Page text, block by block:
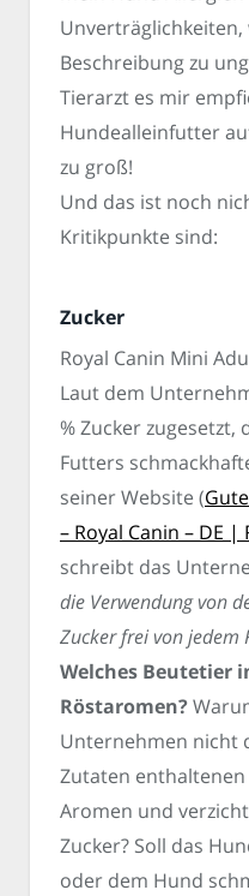
Unverträglichkeiten,
Beschreibung zu
Tierarzt es mir
Hundealleinfutter
zu groß!
Und das ist noch
Kritikpunkte sind:
Zucker
Royal Canin Mini
Laut dem
% Zucker zugesetzt,
Futters
seiner Website (
– Royal Canin – DE
schreibt das
die Verwendung von
Zucker frei von jedem
Welches Beutetier
Röstaromen?
Unternehmen nicht
Zutaten
Aromen und
Zucker? Soll das
oder dem Hund